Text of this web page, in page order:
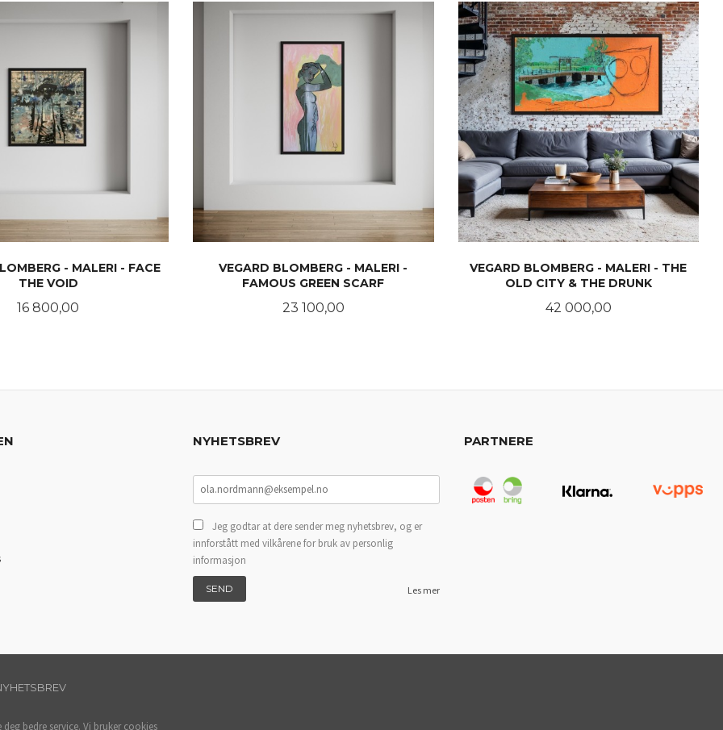
- MALERI - FACE
THE VOID
Pris
16 800,00
VEGARD BLOMBERG - MALERI -
FAMOUS GREEN SCARF
Pris
23 100,00
VEGARD BLOMBERG - MALERI - THE
OLD CITY & THE DRUNK
Pris
42 000,00
NYHETSBREV
Jeg godtar at dere sender meg nyhetsbrev, og er
innforstått med vilkårene for bruk av personlig
informasjon
Les mer
PARTNERE
bedre service. Vi bruker cookies